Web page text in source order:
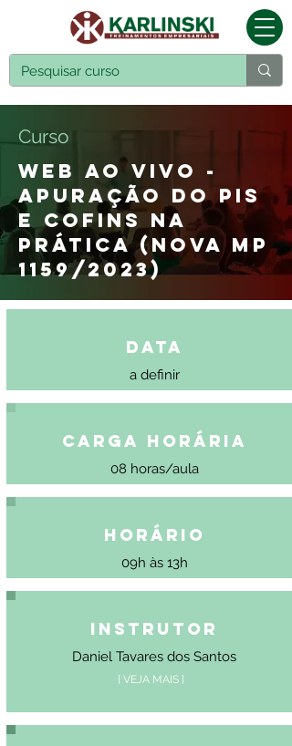
Curso
WEB AO VIVO -
APURAÇÃO DO PIS
E COFINS NA
PRÁTICA (NOVA MP
1159/2023)
Data
a definir
Carga Horária
08 horas/aula
Horário
09h às 13h
Instrutor
Daniel Tavares dos Santos
[ VEJA MAIS ]